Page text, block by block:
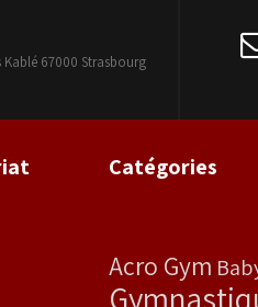
Kablé 67000 Strasbourg
Catégories
Acro Gym